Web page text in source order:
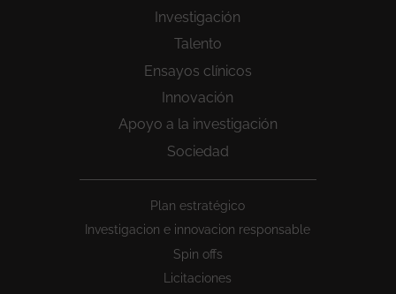
Investigación
Talento
Ensayos clínicos
Innovación
Apoyo a la investigación
Sociedad
Plan estratégico
Investigacion e innovacion responsable
Spin offs
Licitaciones